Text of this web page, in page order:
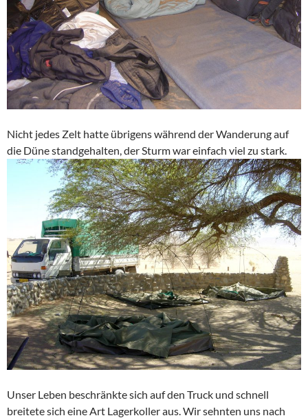
Nicht jedes Zelt hatte übrigens während der Wanderung auf
die Düne standgehalten, der Sturm war einfach viel zu stark.
Unser Leben beschränkte sich auf den Truck und schnell
breitete sich eine Art Lagerkoller aus. Wir sehnten uns nach